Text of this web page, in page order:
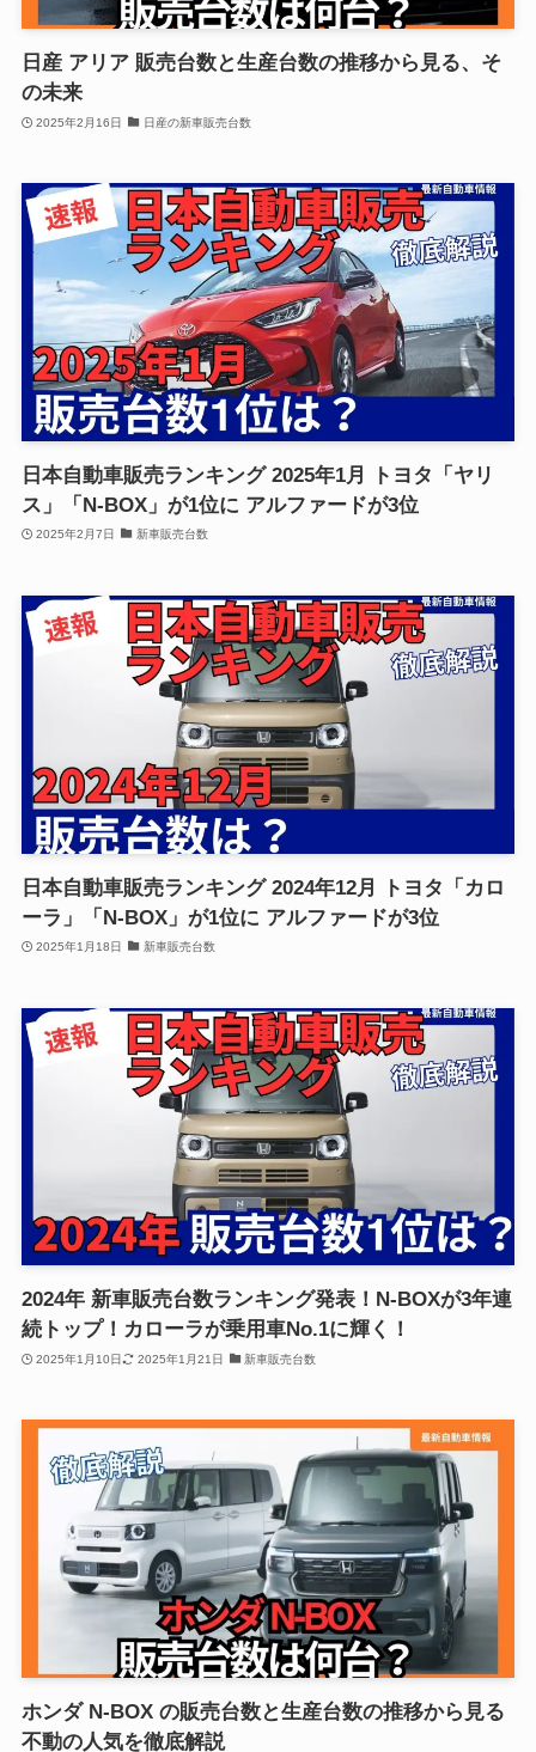
日産 アリア 販売台数と生産台数の推移から見る、そ
の未来
2025年2月16日 日産の新車販売台数
日本自動車販売ランキング 2025年1月 トヨタ「ヤリ
ス」「N-BOX」が1位に アルファードが3位
2025年2月7日 新車販売台数
日本自動車販売ランキング 2024年12月 トヨタ「カロ
ーラ」「N-BOX」が1位に アルファードが3位
2025年1月18日 新車販売台数
2024年 新車販売台数ランキング発表！N-BOXが3年連
続トップ！カローラが乗用車No.1に輝く！
2025年1月10日 2025年1月21日 新車販売台数
ホンダ N-BOX の販売台数と生産台数の推移から見る
不動の人気を徹底解説